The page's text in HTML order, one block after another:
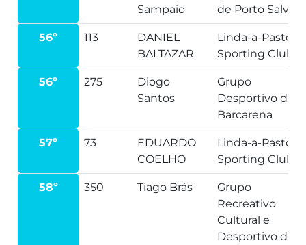
Sampaio
de Porto Salvo
56º 113
DANIEL
BALTAZAR
Linda-a-Pastora
Sporting Clube
56º 275
Diogo
Santos
Grupo
Desportivo de
Barcarena
57º 73
EDUARDO
COELHO
Linda-a-Pastora
Sporting Clube
58º 350 Tiago Brás
Grupo
Recreativo
Cultural e
Desportivo de